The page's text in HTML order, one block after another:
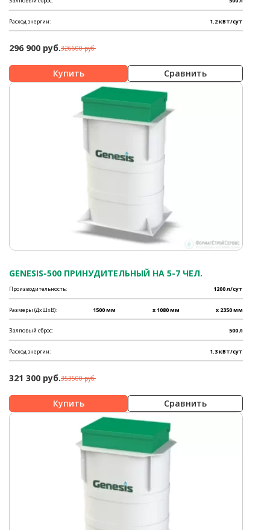
Расход энергии: 1.2 кВт/сут
296 900 руб.326600 руб.
Сравнить
GENESIS-500 ПРИНУДИТЕЛЬНЫЙ НА 5-7 ЧЕЛ.
Производительность: 1200 л/сут
Размеры (ДхШхВ): 1500 мм x 1080 мм x 2350 мм
Залповый сброс: 500 л
Расход энергии: 1.3 кВт/сут
321 300 руб.353500 руб.
Сравнить